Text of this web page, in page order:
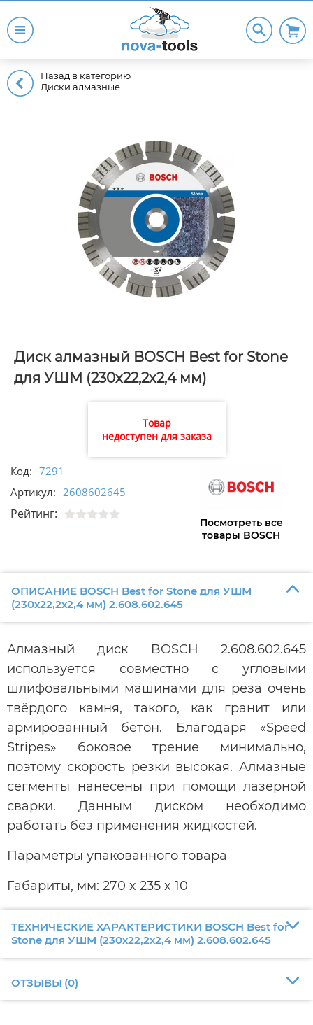
Назад в категорию
Диски алмазные
Диск алмазный BOSCH Best for Stone
для УШМ (230х22,2х2,4 мм)
2.608.602.645
Товар
недоступен для заказа
Код: 7291
Артикул: 2608602645
Рейтинг:
Посмотреть все
товары BOSCH
ОПИСАНИЕ BOSCH Best for Stone для УШМ
(230х22,2х2,4 мм) 2.608.602.645
Алмазный диск BOSCH 2.608.602.645
используется совместно с угловыми
шлифовальными машинами для реза очень
твёрдого камня, такого, как гранит или
армированный бетон. Благодаря «Speed
Stripes» боковое трение минимально,
поэтому скорость резки высокая. Алмазные
сегменты нанесены при помощи лазерной
сварки. Данным диском необходимо
работать без применения жидкостей.
Параметры упакованного товара
Габариты, мм: 270 x 235 x 10
ТЕХНИЧЕСКИЕ ХАРАКТЕРИСТИКИ BOSCH Best for
Stone для УШМ (230х22,2х2,4 мм) 2.608.602.645
ОТЗЫВЫ (0)